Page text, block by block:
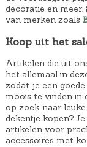
decoratie en
van merken zoals
Koop uit het
Artikelen die uit
het allemaal in
zodat je een
moois te vinden in
op zoek naar
dekentje kopen?
artikelen voor
accessoires met